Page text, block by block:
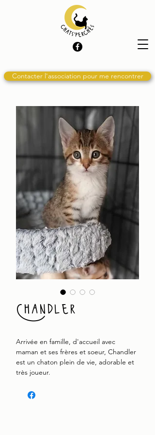
Contacter l'association pour me rencontrer
Chandler
Arrivée en famille, d'accueil avec
maman et ses frères et soeur, Chandler
est un chaton plein de vie, adorable et
très joueur.